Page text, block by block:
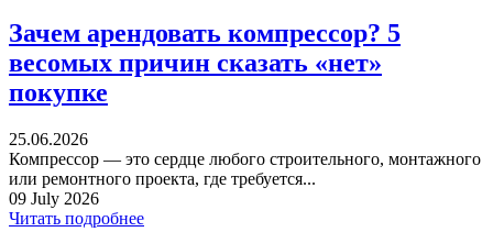
Зачем арендовать компрессор? 5
весомых причин сказать «нет»
покупке
25.06.2026
Компрессор — это сердце любого строительного, монтажного
или ремонтного проекта, где требуется...
09 July 2026
Читать подробнее